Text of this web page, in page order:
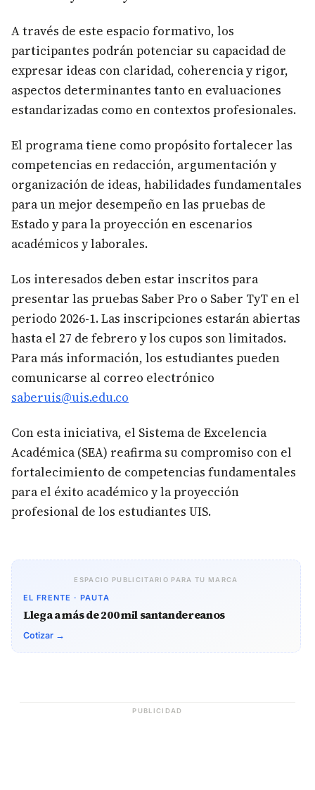
A través de este espacio formativo, los
participantes podrán potenciar su capacidad de
expresar ideas con claridad, coherencia y rigor,
aspectos determinantes tanto en evaluaciones
estandarizadas como en contextos profesionales.
El programa tiene como propósito fortalecer las
competencias en redacción, argumentación y
organización de ideas, habilidades fundamentales
para un mejor desempeño en las pruebas de
Estado y para la proyección en escenarios
académicos y laborales.
Los interesados deben estar inscritos para
presentar las pruebas Saber Pro o Saber TyT en el
periodo 2026-1. Las inscripciones estarán abiertas
hasta el 27 de febrero y los cupos son limitados.
Para más información, los estudiantes pueden
comunicarse al correo electrónico
saberuis@uis.edu.co
Con esta iniciativa, el Sistema de Excelencia
Académica (SEA) reafirma su compromiso con el
fortalecimiento de competencias fundamentales
para el éxito académico y la proyección
profesional de los estudiantes UIS.
ESPACIO PUBLICITARIO PARA TU MARCA
EL FRENTE · PAUTA
Llega a más de 200 mil santandereanos
Cotizar →
PUBLICIDAD